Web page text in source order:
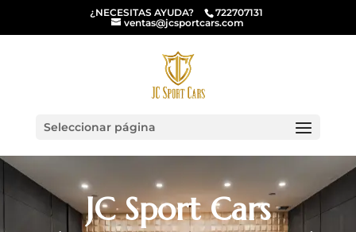
¿NECESITAS AYUDA?
722707131
ventas@jcsportcars.com
Seleccionar página
JC Sport Cars